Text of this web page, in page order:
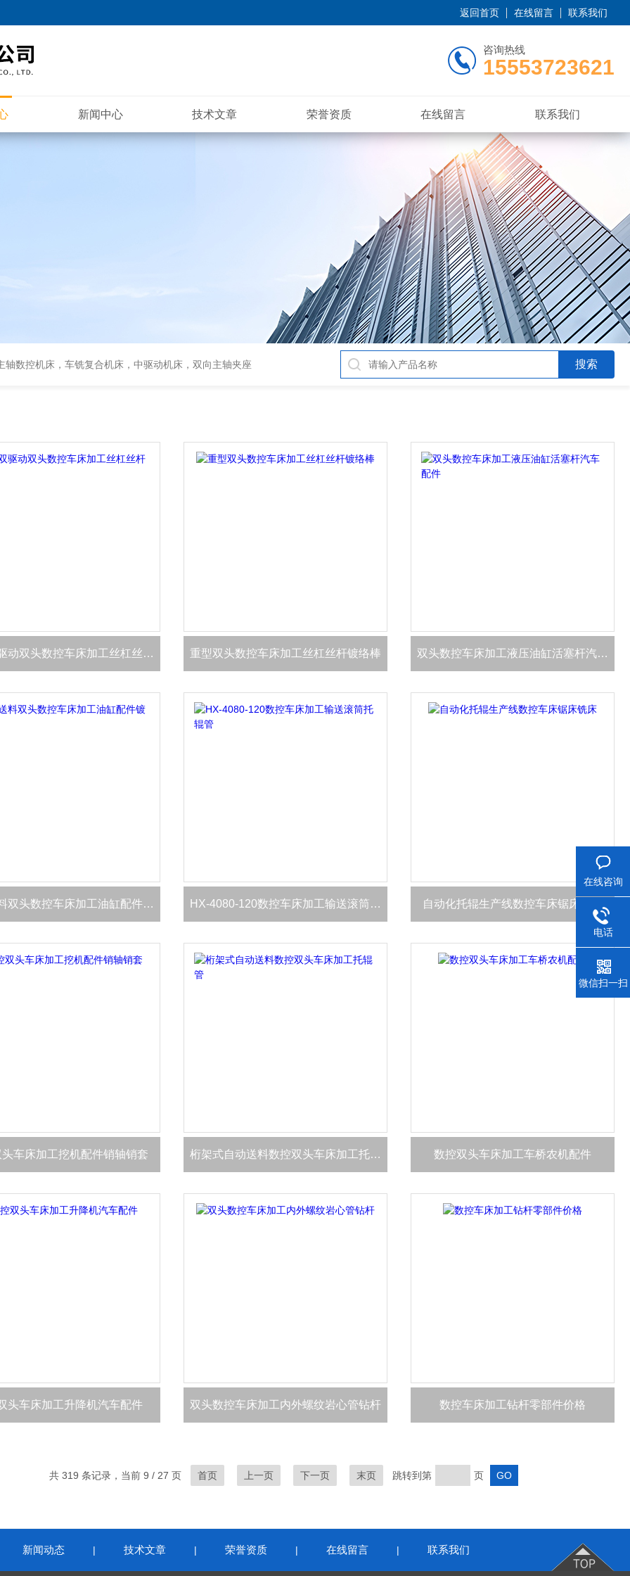
返回首页 在线留言 联系我们
咨询热线
15553723621
新闻中心 技术文章 荣誉资质 在线留言 联系我们
数控机床，车铣复合机床，中驱动机床，双向主轴夹座
中置双驱动双头数控车床加工丝杠丝杆配件 重型双头数控车床加工丝杠丝杆镀络棒 双头数控车床加工液压油缸活塞杆汽车配件
自动送料双头数控车床加工油缸配件镀络棒 HX-4080-120数控车床加工输送滚筒托辊管 自动化托辊生产线数控车床锯床铣床
车床加工挖机配件销轴销套 桁架式自动送料数控双头车床加工托辊管 数控双头车床加工车桥农机配件
头车床加工升降机汽车配件 双头数控车床加工内外螺纹岩心管钻杆 数控车床加工钻杆零部件价格
共 319 条记录，当前 9 / 27 页 首页 上一页 下一页 末页 跳转到第 页
新闻动态 | 技术文章 | 荣誉资质 | 在线留言 | 联系我们
在线咨询
电话
微信扫一扫